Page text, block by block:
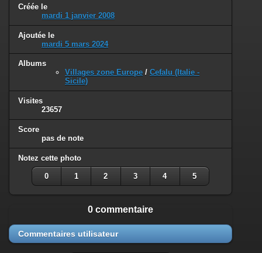
Créée le
mardi 1 janvier 2008
Ajoutée le
mardi 5 mars 2024
Albums
Villages zone Europe / Cefalu (Italie -
Sicile)
Visites
23657
Score
pas de note
Notez cette photo
0 1 2 3 4 5
0 commentaire
Commentaires utilisateur